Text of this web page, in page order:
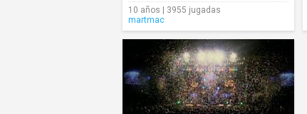
10 años | 3955 jugadas
martmac